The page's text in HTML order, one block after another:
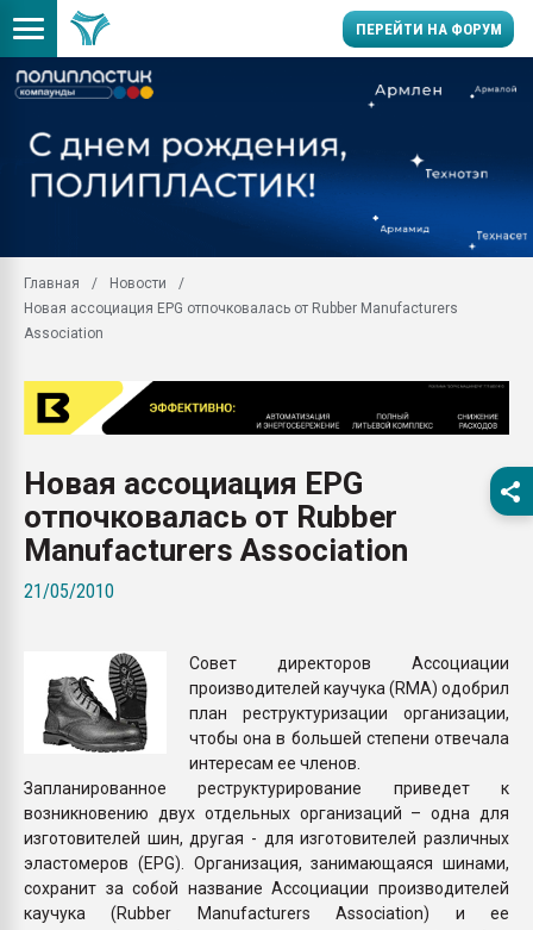
ПЕРЕЙТИ НА ФОРУМ
заводу пластмасс"
28.07.2026
первый план в
28.07.2026
ситуацией на
Всё, что касается
Главная
Новости
Новая ассоциация EPG отпочковалась от Rubber Manufacturers
Association
Новая ассоциация EPG
отпочковалась от Rubber
Manufacturers Association
21/05/2010
Совет директоров Ассоциации
производителей каучука (RMA) одобрил
план реструктуризации организации,
чтобы она в большей степени отвечала
интересам ее членов.
Запланированное реструктурирование приведет к
возникновению двух отдельных организаций – одна для
изготовителей шин, другая - для изготовителей различных
эластомеров (EPG). Организация, занимающаяся шинами,
сохранит за собой название Ассоциации производителей
каучука (Rubber Manufacturers Association) и ее